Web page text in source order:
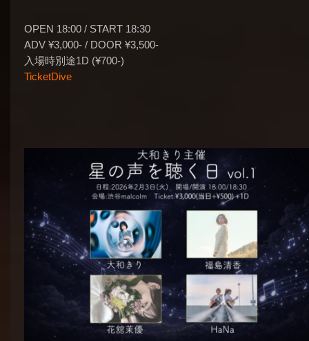
OPEN 18:00 / START 18:30
ADV ¥3,000- / DOOR ¥3,500-
入場時別途1D (¥700-)
TicketDive